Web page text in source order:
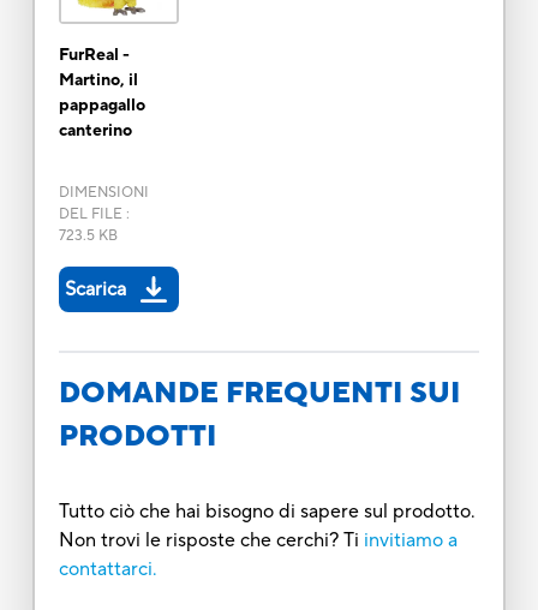
FurReal -
Martino, il
pappagallo
canterino
DIMENSIONI
DEL FILE :
723.5 KB
Scarica
DOMANDE FREQUENTI SUI
PRODOTTI
Tutto ciò che hai bisogno di sapere sul prodotto.
Non trovi le risposte che cerchi? Ti invitiamo a
contattarci.